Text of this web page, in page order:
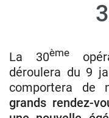
La 30ème
déroulera du 9
comportera de
grands rendez-